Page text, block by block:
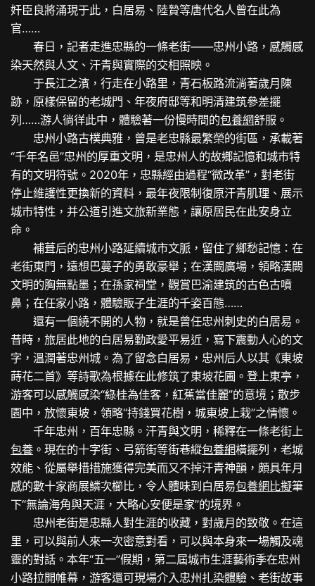
奸臣良將涌現于此，白居易、陸贄等唐代名人曾在此為
官……
春日，記者走進忠縣的一條老街——忠州小路，感觸感
染天然與人文、汗青與實際的交相照映。
于長江之濱，行走在小路里，青石板路流淌著歲月陳
跡，原樣保留的老城門、年夜府邸等和明清建筑參差擺
列……游人徜徉此中，體驗著一份慢時間的包養網舒服。
忠州小路古樸典雅，曾是老忠縣最繁榮的街區，承載著
“千年名邑”忠州的厚重文明，是忠州人的故鄉記憶和城市特
有的文明符號。2020年，忠縣經由過程“微改革”，對老街
停止維護性更換新的資料，最年夜限制復原汗青肌理、展示
城市特性，并公道引進文旅新業態，讓原居民在此安身立
命。
補葺后的忠州小路延續城市文脈，留住了鄉愁記憶：在
老街東門，遠想巴蔓子的勇敢豪舉；在漢闕廣場，領略漢闕
文明的胸無點墨；在孫家祠堂，觀賞巴渝建筑的古色古噴
鼻；在任家小路，體驗販子生涯的千姿百態……
還有一個繞不開的人物，就是曾任忠州刺史的白居易。
昔時，旅居此地的白居易勤政愛平易近，寫下震動人心的文
字，溫潤著忠州城。為了留念白居易，忠州后人以其《東坡
蒔花二首》等詩歌為根據在此修筑了東坡花圃。登上東亭，
游客可以感觸感染“綠桂為佳客，紅蕉當佳麗”的意境；散步
園中，放懷東坡，領略“持錢買花樹，城東坡上栽”之情懷。
千年忠州，百年忠縣。汗青與文明，稀釋在一條老街上
包養 。現在的十字街、弓箭街等街巷縱包養網橫擺列，老城
效能、從屬舉措措施獲得完美而又不掉汗青神韻，頗具年月
感的數十家商展鱗次櫛比，令人體味到白居易包養網比擬筆
下“無論海角與天涯，大略心安便是家”的境界。
忠州老街是忠縣人對生涯的收藏，對歲月的致敬。在這
里，可以與前人來一次密意對看，可以與本身來一場觸及魂
靈的對話。本年“五一”假期，第二屆城市生涯藝術季在忠州
小路拉開帷幕，游客還可現場介入忠州扎染體驗、老街故事